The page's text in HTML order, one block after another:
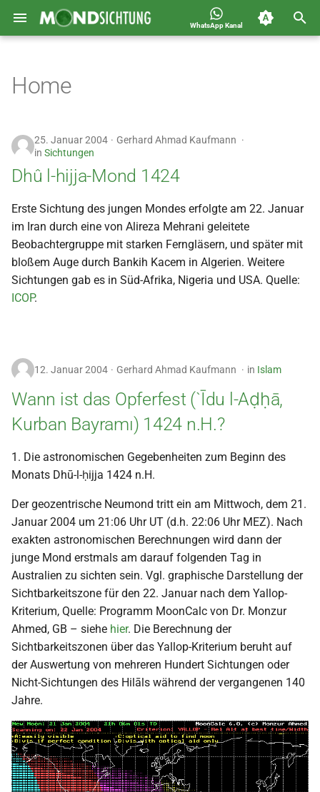
WhatsApp Kanal
e
r
i
n
a
l
i
i
e
r
t
Deutschland 1400-1449 n.H.
2024
2023
2022
2021
2020
2017
2016
2015
2013
2012
2011
2010
2009
2008
2007
2006
Carousel
Islam
Mondsichtung
Sichtungen
Spot
Home
25. Januar 2004
Gerhard Ahmad Kaufmann
in Sichtungen
Dhû l-hijja-Mond 1424
Erste Sichtung des jungen Mondes erfolgte am 22. Januar
im Iran durch eine von Alireza Mehrani geleitete
Beobachtergruppe mit starken Ferngläsern, und später mit
bloßem Auge durch Bankih Kacem in Algerien. Weitere
Sichtungen gab es in Süd-Afrika, Nigeria und USA. Quelle:
ICOP.
12. Januar 2004 Gerhard Ahmad Kaufmann in Islam
Wann ist das Opferfest (`Īdu l-Aḍḥā,
Kurban Bayramı) 1424 n.H.?
1. Die astronomischen Gegebenheiten zum Beginn des
Monats Dhū-l-ḥijja 1424 n.H.
Der geozentrische Neumond tritt ein am Mittwoch, dem 21.
Januar 2004 um 21:06 Uhr UT (d.h. 22:06 Uhr MEZ). Nach
exakten astronomischen Berechnungen wird dann der
junge Mond erstmals am darauf folgenden Tag in
Australien zu sichten sein. Vgl. graphische Darstellung der
Sichtbarkeitszone für den 22. Januar nach dem Yallop-
Kriterium, Quelle: Programm MoonCalc von Dr. Monzur
Ahmed, GB – siehe hier. Die Berechnung der
Sichtbarkeitszonen über das Yallop-Kriterium beruht auf
der Auswertung von mehreren Hundert Sichtungen oder
Nicht-Sichtungen des Hilāls während der vergangenen 140
Jahre.